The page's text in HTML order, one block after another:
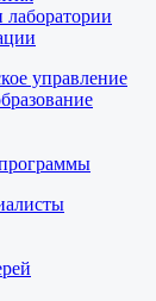
управление